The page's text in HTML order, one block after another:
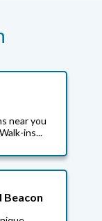
near you
ins...
Beacon